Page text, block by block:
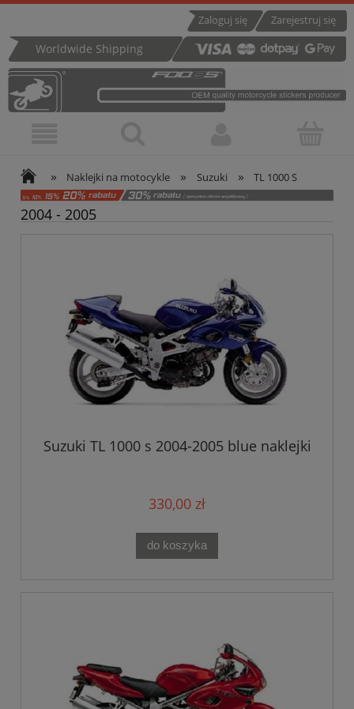
Zarejestruj się
Zaloguj się
Worldwide Shipping
» Naklejki na motocykle » Suzuki » TL 1000 S
2004 - 2005
Suzuki TL 1000 s 2004-2005 blue naklejki
330,00 zł
do koszyka